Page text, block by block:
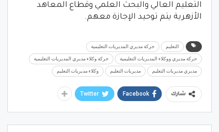
التعليم العالي والبحث العلمي وقطاع المعاهد
الأزهرية يتم توحيد الإجازة معهم.
التعليم حركة مديري المديريات التعليمية
حركة مديري ووكلاء المديريات التعليمية حركة وكلاء مديري المديريات التعليمية
مديري مديريات التعليم مديريات التعليم وكلاء مديريات التعليم
شارك Facebook
Twitter